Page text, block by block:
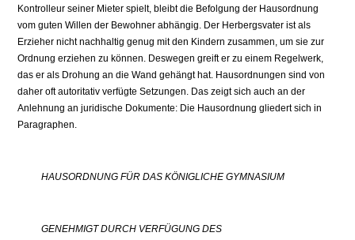
Kontrolleur seiner Mieter spielt, bleibt die Befolgung der Hausordnung
vom guten Willen der Bewohner abhängig. Der Herbergsvater ist als
Erzieher nicht nachhaltig genug mit den Kindern zusammen, um sie zur
Ordnung erziehen zu können. Deswegen greift er zu einem Regelwerk,
das er als Drohung an die Wand gehängt hat. Hausordnungen sind von
daher oft autoritativ verfügte Setzun­gen. Das zeigt sich auch an der
Anlehnung an juridische Dokumente: Die Hausord­nung gliedert sich in
Paragraphen.
HAUSORDNUNG FÜR DAS KÖNIGLICHE GYMNASIUM
GENEHMIGT DURCH VERFÜGUNG DES